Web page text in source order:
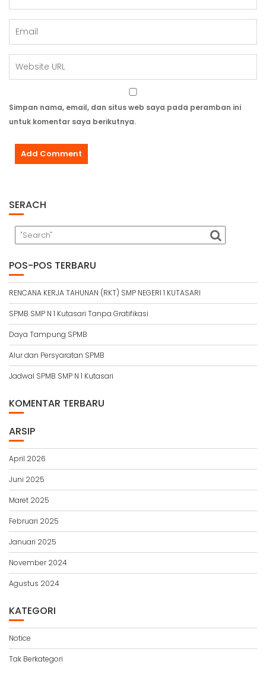
Simpan nama, email, dan situs web saya pada peramban ini
untuk komentar saya berikutnya.
SERACH
POS-POS TERBARU
RENCANA KERJA TAHUNAN (RKT) SMP NEGERI 1 KUTASARI
SPMB SMP N 1 Kutasari Tanpa Gratifikasi
Daya Tampung SPMB
Alur dan Persyaratan SPMB
Jadwal SPMB SMP N 1 Kutasari
KOMENTAR TERBARU
ARSIP
April 2026
Juni 2025
Maret 2025
Februari 2025
Januari 2025
November 2024
Agustus 2024
KATEGORI
Notice
Tak Berkategori